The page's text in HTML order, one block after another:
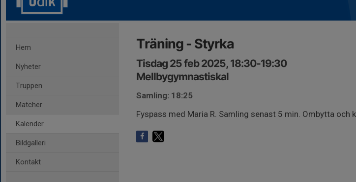
Hem
Nyheter
Truppen
Matcher
Kalender
Bildgalleri
Kontakt
Träning - Styrka
Tisdag 25 feb 2025, 18:30-19:30
Mellbygymnastiskal
Samling: 18:25
Fyspass med Maria R. Samling senast 5 min. Ombytta och